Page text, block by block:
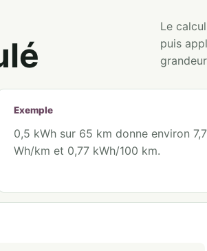
Le
puis
Exemple
0,5 kWh sur 65 km donne environ 7,7
Wh/km et 0,77 kWh/100 km.